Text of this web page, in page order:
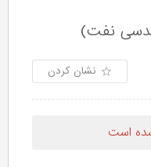
نفت)
نشان کردن
است